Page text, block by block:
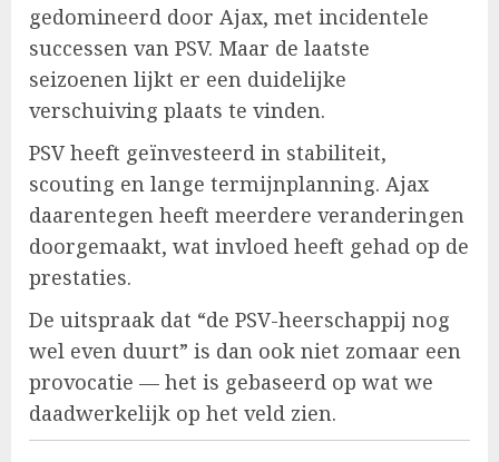
gedomineerd door Ajax, met incidentele
successen van PSV. Maar de laatste
seizoenen lijkt er een duidelijke
verschuiving plaats te vinden.
PSV heeft geïnvesteerd in stabiliteit,
scouting en lange termijnplanning. Ajax
daarentegen heeft meerdere veranderingen
doorgemaakt, wat invloed heeft gehad op de
prestaties.
De uitspraak dat “de PSV-heerschappij nog
wel even duurt” is dan ook niet zomaar een
provocatie — het is gebaseerd op wat we
daadwerkelijk op het veld zien.